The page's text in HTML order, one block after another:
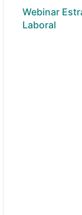
Webinar
Laboral